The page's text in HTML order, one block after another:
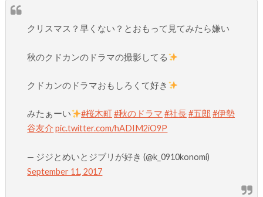
クリスマス？早くない？とおもって見てみたら嫌い
秋のクドカンのドラマの撮影してる
クドカンのドラマおもしろくて好き
みたぁーい #桜木町#秋のドラマ #社長#五郎 #伊勢
谷友介 pic.twitter.com/hADIM2iO9P
— ジジとめいとジブリが好き (@k_0910konomi)
September 11, 2017